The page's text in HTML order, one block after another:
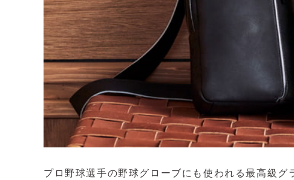
プロ野球選手の野球グローブにも使われる最高級